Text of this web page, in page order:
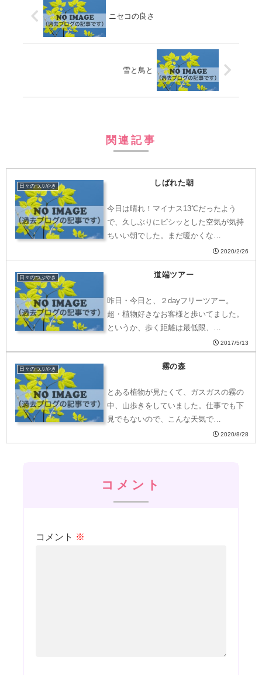
ニセコの良さ
雪と鳥と
関連記事
日々のつぶやき しばれた朝
今日は晴れ！マイナス13℃だったよう
で、久しぶりにピシッとした空気が気持
ちいい朝でした。まだ暖かくな…
2020/2/26
日々のつぶやき 道端ツアー
昨日・今日と、２dayフリーツアー。
超・植物好きなお客様と歩いてました。
というか、歩く距離は最低限、…
2017/5/13
日々のつぶやき 霧の森
とある植物が見たくて、ガスガスの霧の
中、山歩きをしていました。仕事でも下
見でもないので、こんな天気で…
2020/8/28
コメント
コメント ※